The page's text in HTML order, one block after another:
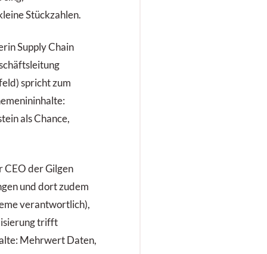
Stückzahlen.
Supply Chain
spricht zum
als Chance,
der Gilgen
und dort zudem
verantwortlich),
trifft
Mehrwert Daten,